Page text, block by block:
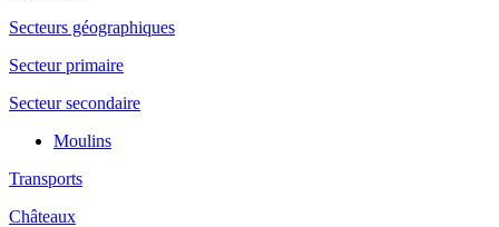
Secteurs géographiques
Secteur primaire
Secteur secondaire
Moulins
Transports
Châteaux